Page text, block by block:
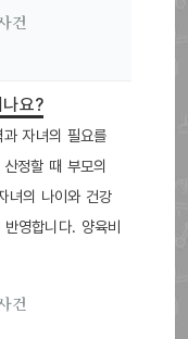
건
요?
자녀의 필요를
정할 때 부모의
녀의 나이와 건강
영합니다. 양육비
건